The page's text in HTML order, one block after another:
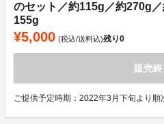
のセット／約115g／約270g
155g
¥5,000 (税込/送料込)残り0
販売終
ご提供予定時期：2022年3月下旬より順